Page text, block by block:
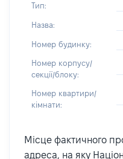
Тип:
Назва:
Номер будинку:
Номер корпусу/
секції/блоку:
Номер квартири/
кімнати:
Місце фактичного
адреса, на яку